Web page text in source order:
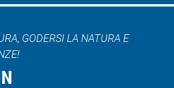
GODERSI LA NATURA E